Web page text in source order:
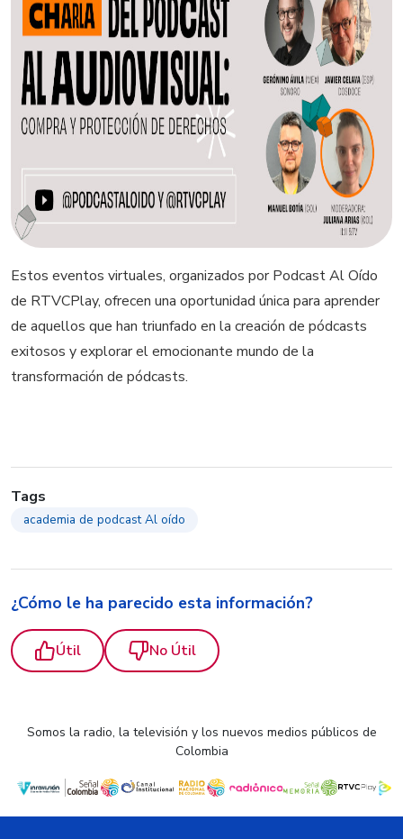
Estos eventos virtuales, organizados por Podcast Al Oído
de RTVCPlay, ofrecen una oportunidad única para aprender
de aquellos que han triunfado en la creación de pódcasts
exitosos y explorar el emocionante mundo de la
transformación de pódcasts.
Tags
academia de podcast Al oído
¿Cómo le ha parecido esta información?
Útil No Útil
Somos la radio, la televisión y los nuevos medios públicos de
Colombia